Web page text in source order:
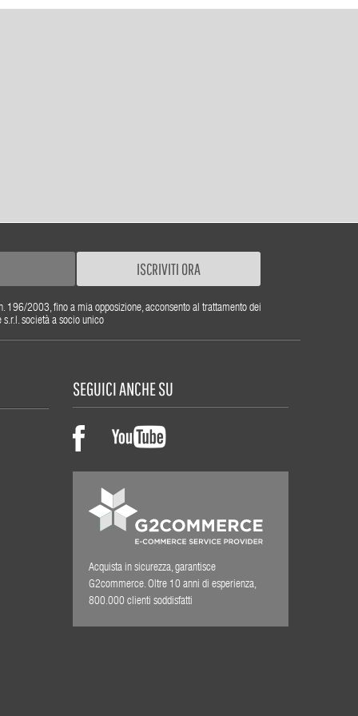
ISCRIVITI ORA
196/2003, fino a mia opposizione, acconsento al trattamento dei
società a socio unico
SEGUICI ANCHE SU
Acquista in sicurezza, garantisce
G2commerce. Oltre 10 anni di esperienza,
800.000 clienti soddisfatti